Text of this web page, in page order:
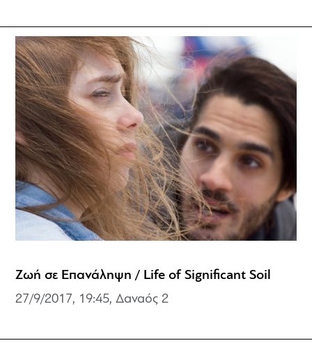
Ζωή σε Επανάληψη / Life of Significant Soil
27/9/2017, 19:45,Δαναός 2